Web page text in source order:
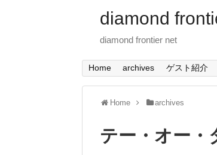
diamond
diamond frontier net
Home archives ゲスト紹介
Home archives
テー・オー・